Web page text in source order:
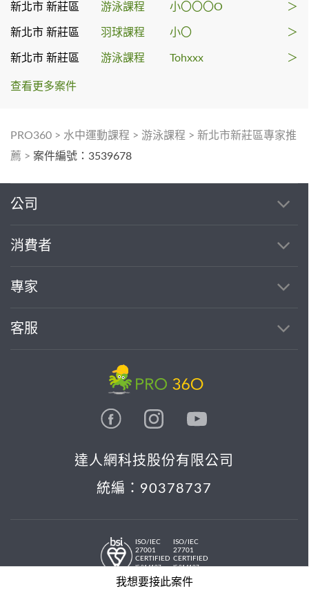
新北市 新莊區 游泳課程 小〇〇〇O ＞
新北市 新莊區 羽球課程 小〇 ＞
新北市 新莊區 游泳課程 Tohxxx ＞
查看更多案件
PRO360 > 水中運動課程 > 游泳課程 > 新北市新莊區專家推
薦 > 案件編號：3539678
我想要接此案件
公司
消費者
專家
客服
達人網科技股份有限公司
統編：90378737
ISO/IEC
27001
CERTIFIED
IS 814197
ISO/IEC
27701
CERTIFIED
IS 814197
© 2026 PRO36O. All rights reserved.